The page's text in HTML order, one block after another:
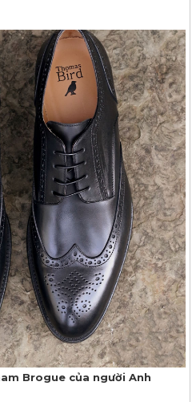
Brogue của người Anh